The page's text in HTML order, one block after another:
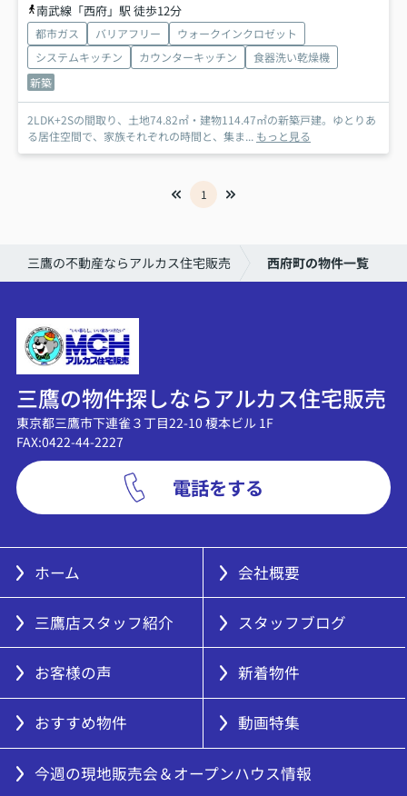
南武線「西府」駅 徒歩12分
都市ガス バリアフリー
ウォークインクロゼット
システムキッチン
カウンターキッチン
食器洗い乾燥機
新築
2LDK+2Sの間取り、土地74.82㎡・建物114.47㎡の新築戸建。ゆとりあ
る居住空間で、家族それぞれの時間と、集ま... もっと見る
1
三鷹の不動産ならアルカス住宅販売 西府町の物件一覧
三鷹の物件探しならアルカス住宅販売
東京都三鷹市下連雀３丁目22-10 榎本ビル 1F
FAX:0422-44-2227
電話をする
ホーム 会社概要
三鷹店スタッフ紹介 スタッフブログ
お客様の声 新着物件
おすすめ物件 動画特集
今週の現地販売会＆オープンハウス情報